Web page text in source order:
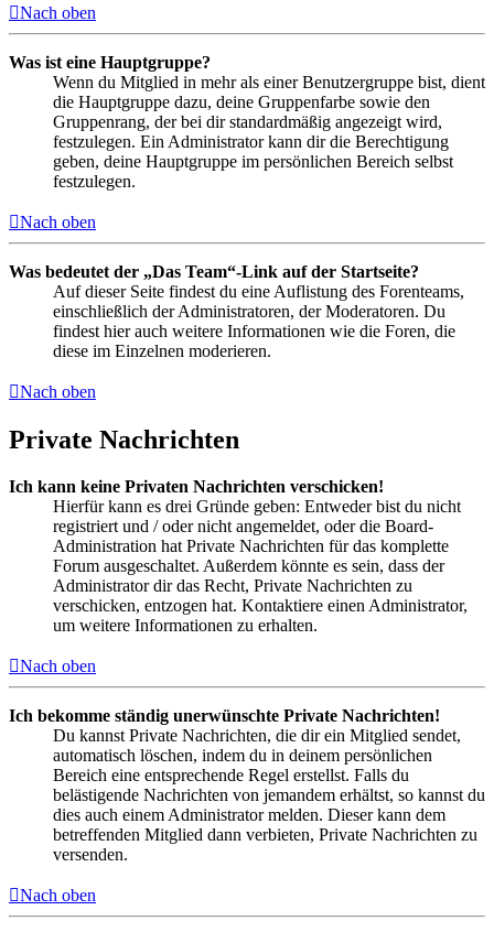
Nach oben
Was ist eine Hauptgruppe?
Wenn du Mitglied in mehr als einer Benutzergruppe bist, dient
die Hauptgruppe dazu, deine Gruppenfarbe sowie den
Gruppenrang, der bei dir standardmäßig angezeigt wird,
festzulegen. Ein Administrator kann dir die Berechtigung
geben, deine Hauptgruppe im persönlichen Bereich selbst
festzulegen.
Nach oben
Was bedeutet der „Das Team“-Link auf der Startseite?
Auf dieser Seite findest du eine Auflistung des Forenteams,
einschließlich der Administratoren, der Moderatoren. Du
findest hier auch weitere Informationen wie die Foren, die
diese im Einzelnen moderieren.
Nach oben
Private Nachrichten
Ich kann keine Privaten Nachrichten verschicken!
Hierfür kann es drei Gründe geben: Entweder bist du nicht
registriert und / oder nicht angemeldet, oder die Board-
Administration hat Private Nachrichten für das komplette
Forum ausgeschaltet. Außerdem könnte es sein, dass der
Administrator dir das Recht, Private Nachrichten zu
verschicken, entzogen hat. Kontaktiere einen Administrator,
um weitere Informationen zu erhalten.
Nach oben
Ich bekomme ständig unerwünschte Private Nachrichten!
Du kannst Private Nachrichten, die dir ein Mitglied sendet,
automatisch löschen, indem du in deinem persönlichen
Bereich eine entsprechende Regel erstellst. Falls du
belästigende Nachrichten von jemandem erhältst, so kannst du
dies auch einem Administrator melden. Dieser kann dem
betreffenden Mitglied dann verbieten, Private Nachrichten zu
versenden.
Nach oben